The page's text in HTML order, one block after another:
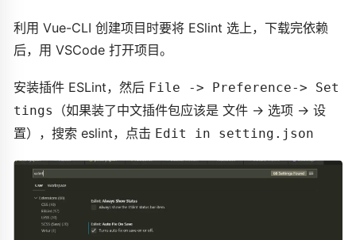
利用 Vue-CLI 创建项目时要将 ESlint 选上，下载完依赖
后，用 VSCode 打开项目。
安装插件 ESLint，然后 File -> Preference-> Set
tings
（如果装了中文插件包应该是 文件 -> 选项 -> 设
置），搜索 eslint，点击 Edit in setting.json